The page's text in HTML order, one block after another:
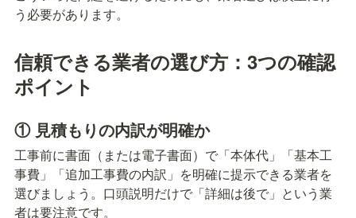
う必要があります。
信頼できる業者の選び方：3つの確認
ポイント
① 見積もりの内訳が明確か
工事前に書面（または電子書面）で「本体代」「基本工
事費」「追加工事費の内訳」を明確に提示できる業者を
選びましょう。口頭説明だけで「詳細は後で」という業
者は要注意です。